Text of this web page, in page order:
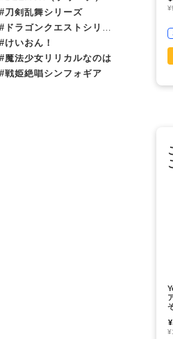
#刀剣乱舞シリーズ
#ドラゴンクエストシリーズ（ドラクエ）
#けいおん！
#魔法少女リリカルなのは
#戦姫絶唱シンフォギア
¥